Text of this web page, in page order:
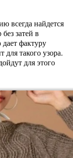
всегда найдется
затей в
фактуру
такого узора.
для этого